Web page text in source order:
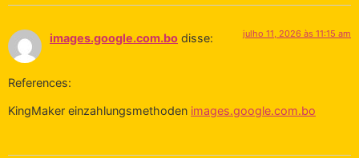
images.google.com.bo disse: julho 11, 2026 às 11:15 am
References:
KingMaker einzahlungsmethoden images.google.com.bo